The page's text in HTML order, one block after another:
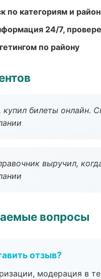
по категориям и
24/7,
по району
билеты онлайн.
выручил,
вопросы
отзыв?
модерация в